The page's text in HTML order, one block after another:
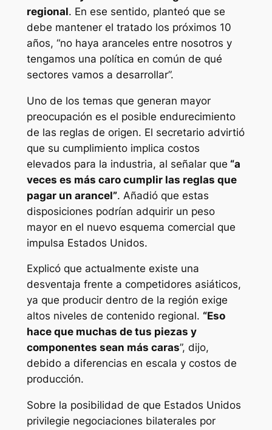
regional. En ese sentido, planteó que se
debe mantener el tratado los próximos 10
años, “no haya aranceles entre nosotros y
tengamos una política en común de qué
sectores vamos a desarrollar”.
Uno de los temas que generan mayor
preocupación es el posible endurecimiento
de las reglas de origen. El secretario advirtió
que su cumplimiento implica costos
elevados para la industria, al señalar que “a
veces es más caro cumplir las reglas que
pagar un arancel”. Añadió que estas
disposiciones podrían adquirir un peso
mayor en el nuevo esquema comercial que
impulsa Estados Unidos.
Explicó que actualmente existe una
desventaja frente a competidores asiáticos,
ya que producir dentro de la región exige
altos niveles de contenido regional. “Eso
hace que muchas de tus piezas y
componentes sean más caras”, dijo,
debido a diferencias en escala y costos de
producción.
Sobre la posibilidad de que Estados Unidos
privilegie negociaciones bilaterales por